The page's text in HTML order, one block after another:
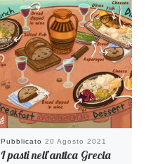
Pubblicato 20 Agosto 2021
I pasti nell’antica Grecia